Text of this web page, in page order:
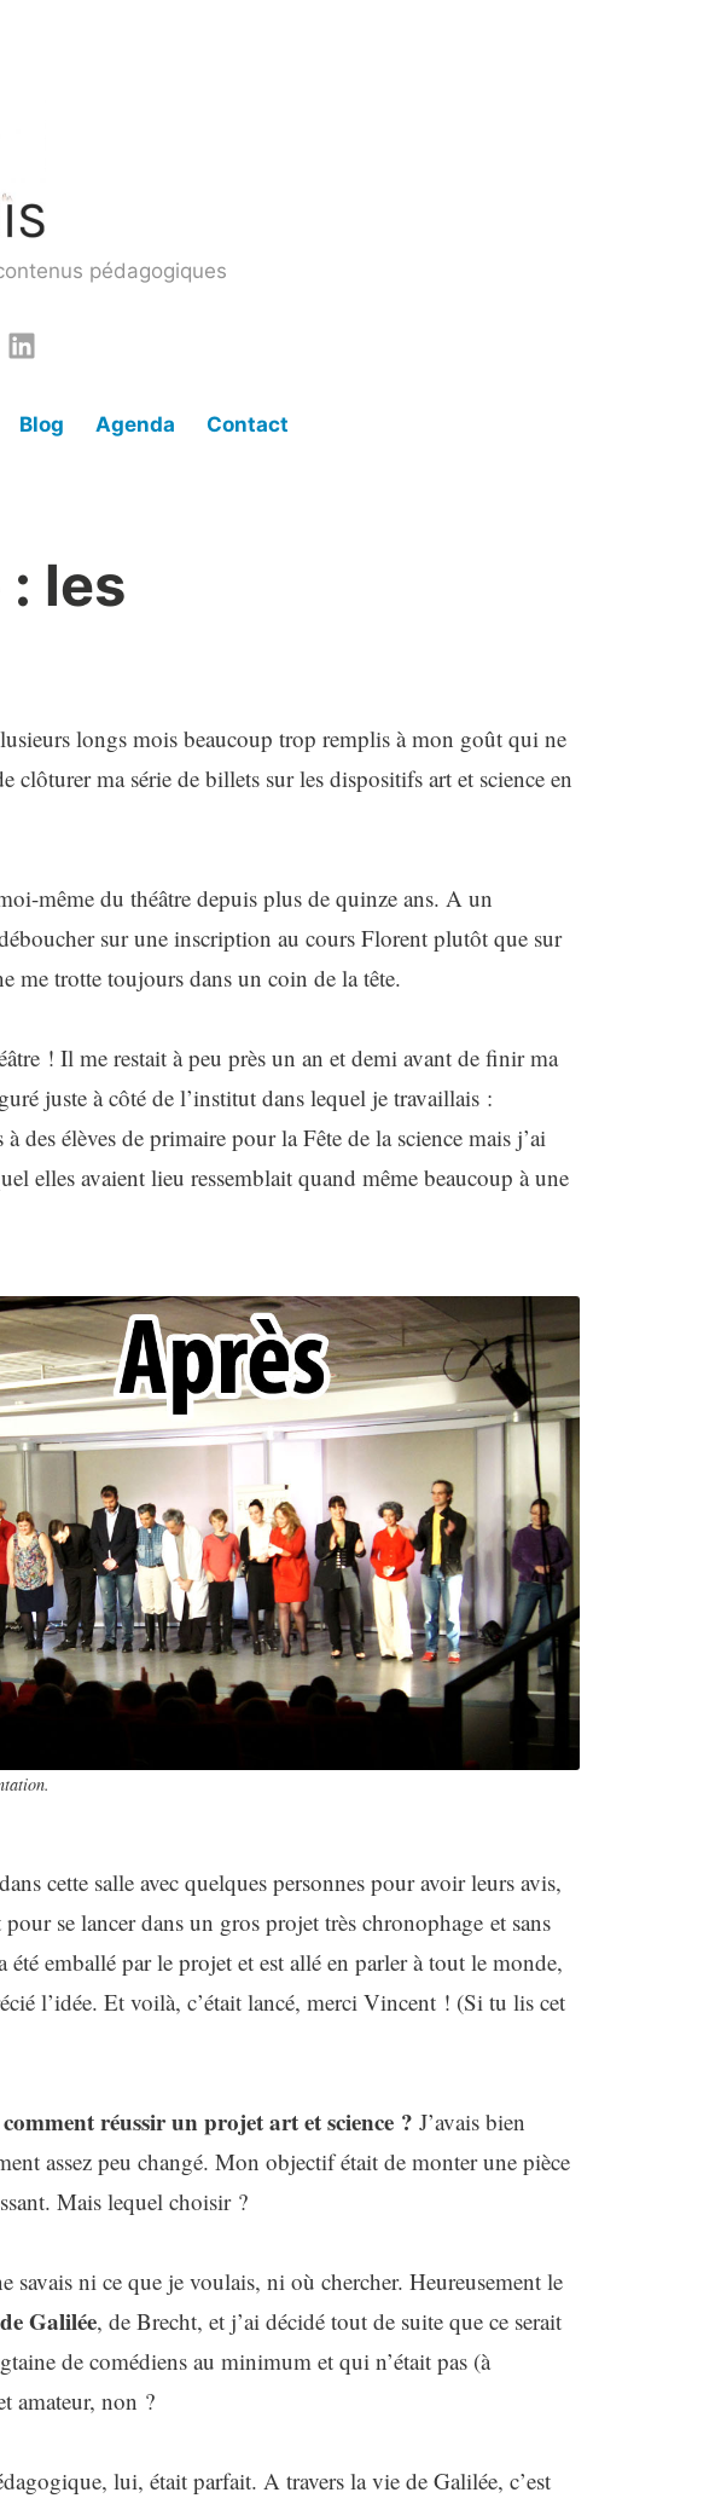
pédagogiques
LinkedIn
Blog Agenda Contact
les
longs mois beaucoup trop remplis à mon goût qui ne
clôturer ma série de billets sur les dispositifs art et science en
même du théâtre depuis plus de quinze ans. A un
sur une inscription au cours Florent plutôt que sur
me trotte toujours dans un coin de la tête.
! Il me restait à peu près un an et demi avant de finir ma
juste à côté de l’institut dans lequel je travaillais :
des élèves de primaire pour la Fête de la science mais j’ai
elles avaient lieu ressemblait quand même beaucoup à une
cette salle avec quelques personnes pour avoir leurs avis,
se lancer dans un gros projet très chronophage et sans
été emballé par le projet et est allé en parler à tout le monde,
l’idée. Et voilà, c’était lancé, merci Vincent ! (Si tu lis cet
comment réussir un projet art et science ? J’avais bien
assez peu changé. Mon objectif était de monter une pièce
Mais lequel choisir ?
ni ce que je voulais, ni où chercher. Heureusement le
Galilée, de Brecht, et j’ai décidé tout de suite que ce serait
de comédiens au minimum et qui n’était pas (à
amateur, non ?
lui, était parfait. A travers la vie de Galilée, c’est